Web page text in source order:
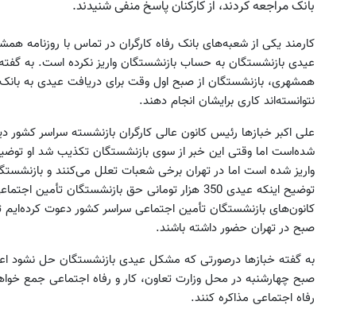
بانک مراجعه کردند، از کارکنان پاسخ منفی شنیدند.
کارمند یکی از شعبه‌های بانک رفاه کارگران در تماس با
عیدی بازنشستگان به حساب بازنشستگان واریز نکرده است. به گفته‌
همشهری، بازنشستگان از صبح اول وقت برای دریافت عیدی به بانک
نتوانسته‌اند کاری برایشان انجام دهند.
علی اکبر خبازها رئیس کانون عالی کارگران بازنشسته سراسر کشور
شده‌است اما وقتی این خبر از سوی بازنشستگان تکذیب شد او
واریز شده است اما در تهران برخی شعبات تعلل می‌کنند و
توضیح اینکه عیدی 350 هزار تومانی حق
کانون‌های بازنشستگان تأمین اجتماعی سراسر کشور دعوت کرده‌ایم
صبح در تهران حضور داشته باشند.
صبح چهارشنبه در محل وزارت تعاون، کار و رفاه اجتماعی جمع
رفاه اجتماعی مذاکره کنند.